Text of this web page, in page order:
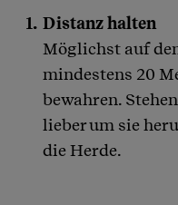
Distanz halten
Möglichst auf
mindestens 20
bewahren.
lieber um sie
die Herde.